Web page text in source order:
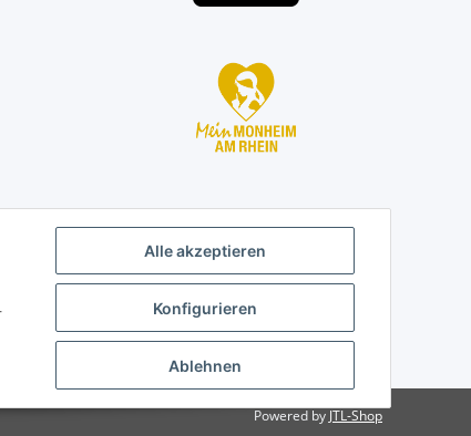
Alle akzeptieren
Konfigurieren
Ablehnen
Powered by JTL-Shop